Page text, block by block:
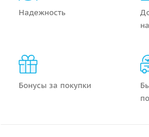
Надежность
Бонусы за покупки